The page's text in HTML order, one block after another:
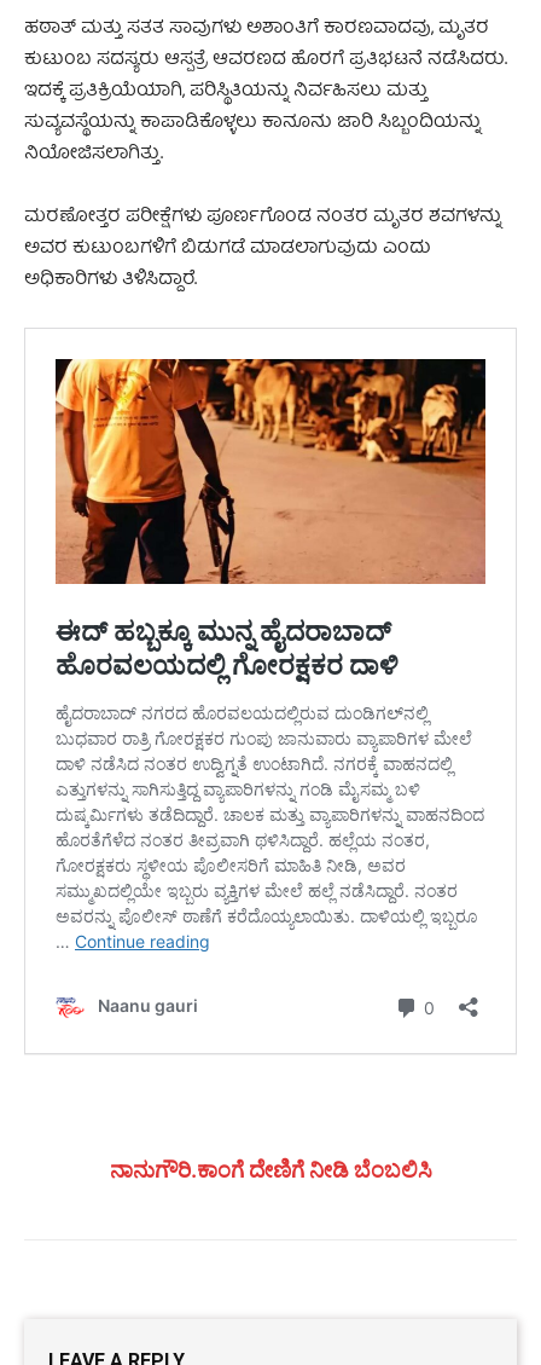
ಹಠಾತ್ ಮತ್ತು ಸತತ ಸಾವುಗಳು ಅಶಾಂತಿಗೆ ಕಾರಣವಾದವು, ಮೃತರ
ಕುಟುಂಬ ಸದಸ್ಯರು ಆಸ್ಪತ್ರೆ ಆವರಣದ ಹೊರಗೆ ಪ್ರತಿಭಟನೆ ನಡೆಸಿದರು.
ಇದಕ್ಕೆ ಪ್ರತಿಕ್ರಿಯೆಯಾಗಿ, ಪರಿಸ್ಥಿತಿಯನ್ನು ನಿರ್ವಹಿಸಲು ಮತ್ತು
ಸುವ್ಯವಸ್ಥೆಯನ್ನು ಕಾಪಾಡಿಕೊಳ್ಳಲು ಕಾನೂನು ಜಾರಿ ಸಿಬ್ಬಂದಿಯನ್ನು
ನಿಯೋಜಿಸಲಾಗಿತ್ತು.
ಮರಣೋತ್ತರ ಪರೀಕ್ಷೆಗಳು ಪೂರ್ಣಗೊಂಡ ನಂತರ ಮೃತರ ಶವಗಳನ್ನು
ಅವರ ಕುಟುಂಬಗಳಿಗೆ ಬಿಡುಗಡೆ ಮಾಡಲಾಗುವುದು ಎಂದು
ಅಧಿಕಾರಿಗಳು ತಿಳಿಸಿದ್ದಾರೆ.
ನಾನುಗೌರಿ.ಕಾಂಗೆ ದೇಣಿಗೆ ನೀಡಿ ಬೆಂಬಲಿಸಿ